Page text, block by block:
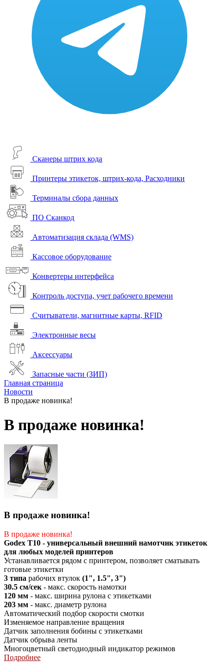
Сканеры штрих кода
Принтеры этикеток, штрих-кода, Расходники
Терминалы сбора данных
ПО Сканкод
Автоматизация склада (WMS)
Кассовое оборудование
Конвертеры интерфейса
Контроль доступа, учет рабочего времени
Считыватели, магнитные карты, RFID
Электронные весы
Аксессуары
Запасные части (ЗИП)
Главная страница
Новости
В продаже новинка!
В продаже новинка!
В продаже новинка!
В продаже новинка!
Godex T10 - универсальный внешний намотчик этикеток
для любых моделей принтеров
Устанавливается рядом с принтером, позволяет сматывать
готовые этикетки
3 типа рабочих втулок (1", 1.5", 3")
30.5 см/сек - макс. скорость намотки
120 мм - макс. ширина рулона с этикетками
203 мм - макс. диаметр рулона
Автоматический подбор скорости смотки
Изменяемое направление вращения
Датчик заполнения бобины с этикетками
Датчик обрыва ленты
Многоцветный светодиодный индикатор режимов
Подробнее